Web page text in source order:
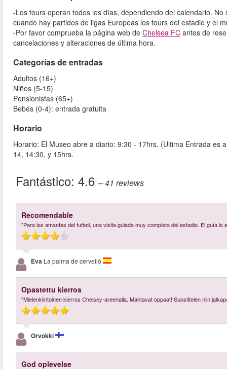
-Los tours operan todos los días, dependiendo del calendario.
cuando hay partidos de ligas Europeas los tours del estadio y el
-Por favor comprueba la página web de Chelsea FC antes de
cancelaciones y alteraciones de última hora.
Categorías de entradas
Adultos (16+)
Niños (5-15)
Pensionistas (65+)
Bebés (0-4): entrada gratuita
Horario
Horario: El Museo abre a diario: 9:30 - 17hrs. (Ultima Entrada
14, 14:30, y 15hrs.
Fantástico: 4.6 – 41 reviews
Recomendable
"Para los amantes del futbol, una visita guiada muy completa del estadio. El guía
Eva La palma de cervelló
Opastettu kierros
"Mielenkiintoinen kierros Chelsey-areenalla. Mahtavat oppaat! Suosittelen niin
Orvokki
God oplevelse